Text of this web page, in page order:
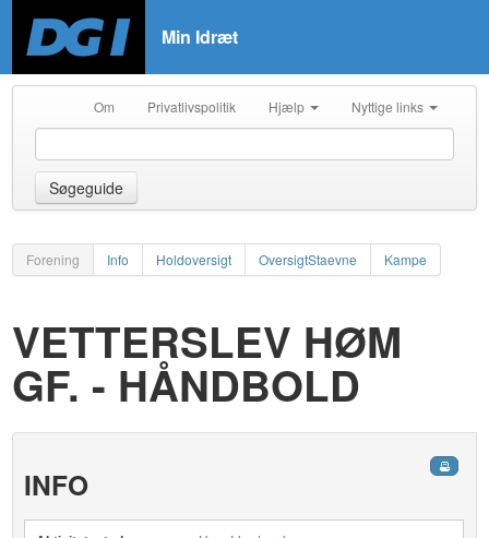
Min Idræt
Om Privatlivspolitik Hjælp Nyttige links
Søgeguide
Forening Info Holdoversigt OversigtStaevne Kampe
VETTERSLEV HØM
GF. - HÅNDBOLD
INFO